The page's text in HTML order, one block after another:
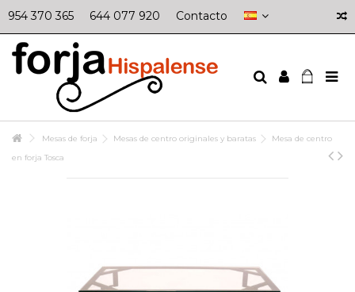
954 370 365 644 077 920 Contacto
Mesas de forja Mesas de centro originales y baratas
Mesa de centro
en forja Tosca